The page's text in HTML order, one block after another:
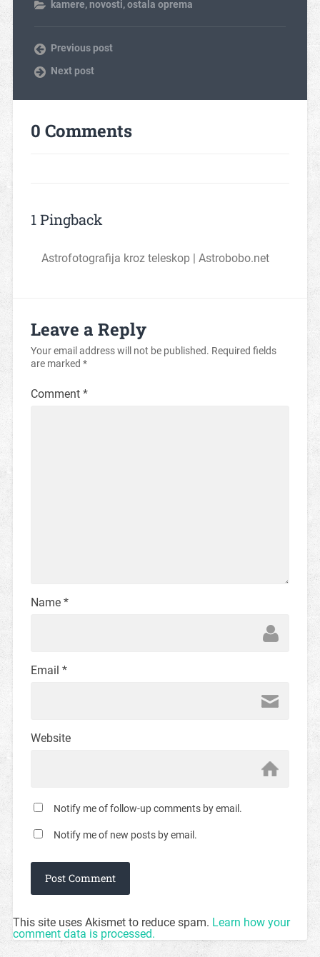
kamere,novosti,ostala oprema
Previous post
Next post
0 Comments
1 Pingback
Astrofotografija kroz teleskop | Astrobobo.net
Leave a Reply
Your email address will not be published. Required fields
are marked *
Comment *
Name *
Email *
Website
Notify me of follow-up comments by email.
Notify me of new posts by email.
This site uses Akismet to reduce spam. Learn how your
comment data is processed.